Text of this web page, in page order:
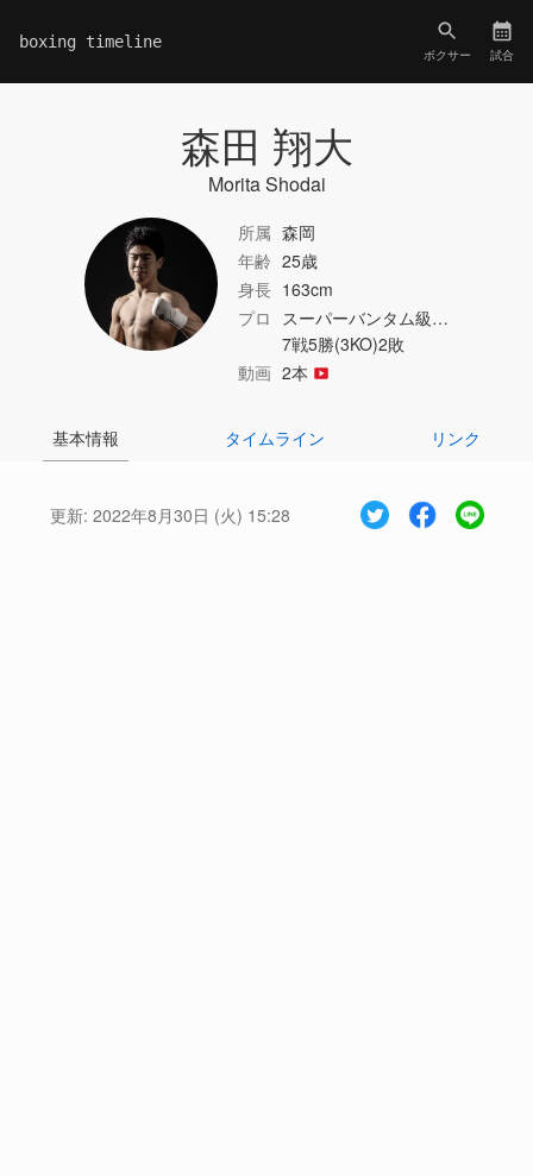
boxing timeline
ボクサー 試合
森田 翔大
Morita Shodai
所属 森岡
年齢 25歳
身長 163cm
プロ スーパーバンタム級…
7戦5勝(3KO)2敗
動画 2本
基本情報 タイムライン リンク
更新: 2022年8月30日 (火) 15:28